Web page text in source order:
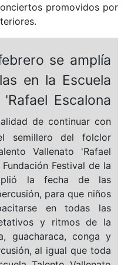
promovidos por
se amplía
en la Escuela
Escalona
de continuar con
semillero del folclor
Vallenato 'Rafael
Festival de la
la fecha de las
para que niños
en todas las
y ritmos de la
guacharaca, conga y
al igual que toda